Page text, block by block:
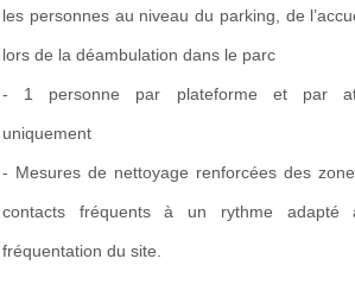
les personnes au niveau du parking, de
lors de la déambulation dans le parc
- 1 personne par plateforme et par
uniquement
- Mesures de nettoyage renforcées des
contacts fréquents à un rythme adapté
fréquentation du site.